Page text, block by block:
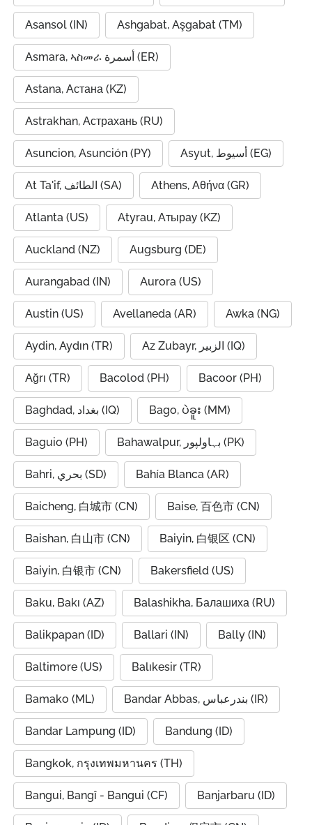
Asansol (IN) Ashgabat, Aşgabat (TM)
Asmara, ኣስመራ أسمرة (ER)
Astana, Астана (KZ)
Astrakhan, Астрахань (RU)
Asuncion, Asunción (PY) Asyut, أسيوط (EG)
At Ta'if, الطائف (SA) Athens, Αθήνα (GR)
Atlanta (US) Atyrau, Атырау (KZ)
Auckland (NZ) Augsburg (DE)
Aurangabad (IN) Aurora (US)
Austin (US) Avellaneda (AR) Awka (NG)
Aydin, Aydın (TR) Az Zubayr, الزبير (IQ)
Ağrı (TR) Bacolod (PH) Bacoor (PH)
Baghdad, بغداد (IQ) Bago, ပဲခူး (MM)
Baguio (PH) Bahawalpur, بہاولپور (PK)
Bahri, بحري (SD) Bahía Blanca (AR)
Baicheng, 白城市 (CN) Baise, 百色市 (CN)
Baishan, 白山市 (CN) Baiyin, 白银区 (CN)
Baiyin, 白银市 (CN) Bakersfield (US)
Baku, Bakı (AZ) Balashikha, Балашиха (RU)
Balikpapan (ID) Ballari (IN) Bally (IN)
Baltimore (US) Balıkesir (TR)
Bamako (ML) Bandar Abbas, بندرعباس (IR)
Bandar Lampung (ID) Bandung (ID)
Bangkok, กรุงเทพมหานคร (TH)
Bangui, Bangî - Bangui (CF) Banjarbaru (ID)